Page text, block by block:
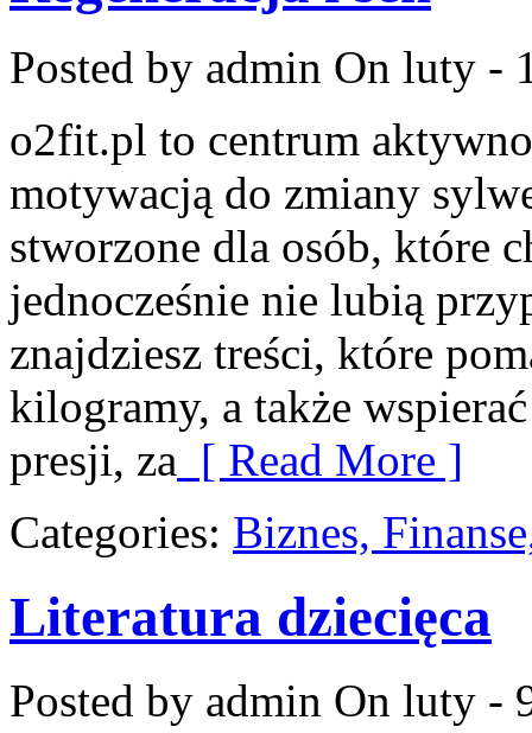
Posted by admin On luty -
o2fit.pl to centrum
motywacją do zmiany
stworzone dla osób, które
jednocześnie nie lubią
znajdziesz treści, które
kilogramy, a także
presji, za [ Read More ]
Categories: Biznes,
Literatura dziecięca
Posted by admin On luty -